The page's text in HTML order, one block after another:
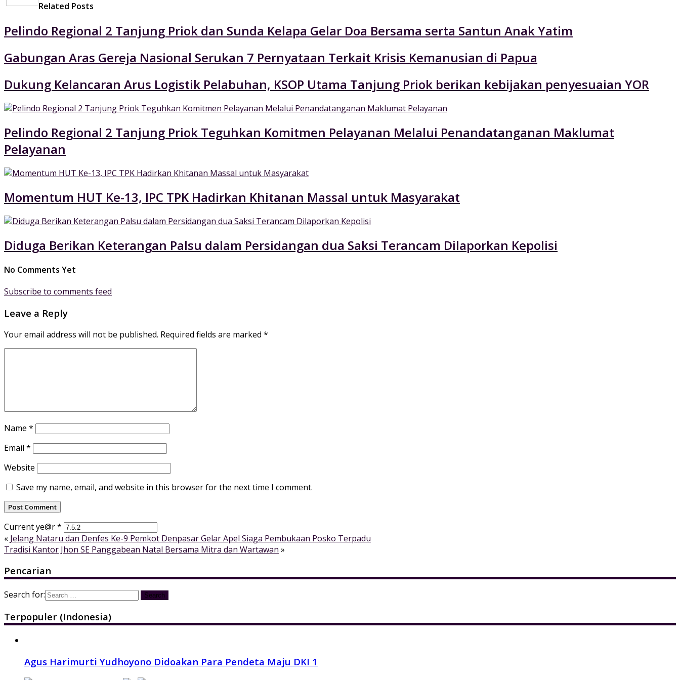
Related Posts
Pelindo Regional 2 Tanjung Priok dan Sunda Kelapa Gelar Doa Bersama serta Santun Anak Yatim
Gabungan Aras Gereja Nasional Serukan 7 Pernyataan Terkait Krisis Kemanusian di Papua
Dukung Kelancaran Arus Logistik Pelabuhan, KSOP Utama Tanjung Priok berikan kebijakan penyesuaian YOR
Pelindo Regional 2 Tanjung Priok Teguhkan Komitmen Pelayanan Melalui Penandatanganan Maklumat
Pelayanan
Momentum HUT Ke-13, IPC TPK Hadirkan Khitanan Massal untuk Masyarakat
Diduga Berikan Keterangan Palsu dalam Persidangan dua Saksi Terancam Dilaporkan Kepolisi
No Comments Yet
Subscribe to comments feed
Leave a Reply
Your email address will not be published. Required fields are marked *
Name *
Email *
Website
Save my name, email, and website in this browser for the next time I comment.
Current ye@r*
« Jelang Nataru dan Denfes Ke-9 Pemkot Denpasar Gelar Apel Siaga Pembukaan Posko Terpadu
Tradisi Kantor Jhon SE Panggabean Natal Bersama Mitra dan Wartawan »
Pencarian
Search for:
Terpopuler (Indonesia)
Agus Harimurti Yudhoyono Didoakan Para Pendeta Maju DKI 1